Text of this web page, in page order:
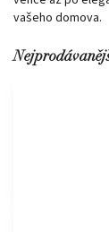
vašeho domova.